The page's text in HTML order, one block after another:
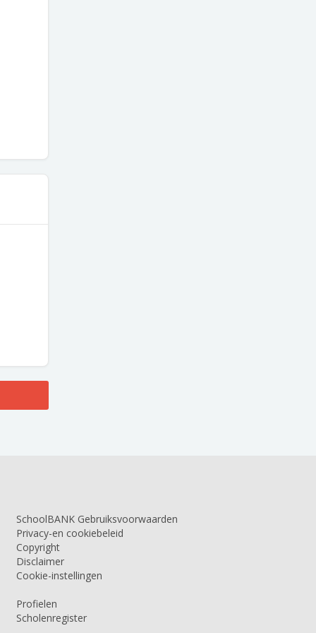
SchoolBANK Gebruiksvoorwaarden
Privacy-en cookiebeleid
Copyright
Disclaimer
Cookie-instellingen
Profielen
Scholenregister